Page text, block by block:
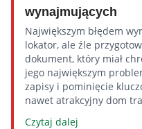
wynajmujących
Największym błędem
lokator, ale źle
dokument, który miał
jego największym
zapisy i pominięcie
nawet atrakcyjny dom
Czytaj dalej